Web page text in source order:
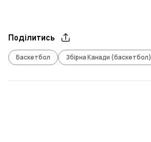
Поділитись
Баскетбол Збірна Канади (баскетбол)